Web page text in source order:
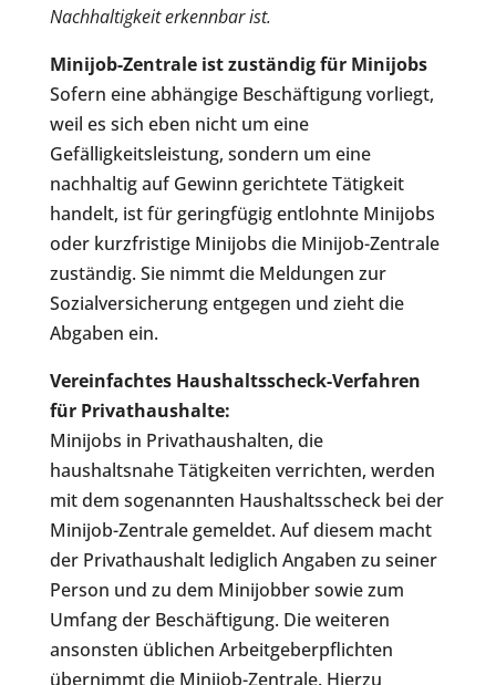
Nachhaltigkeit erkennbar ist.
Minijob-Zentrale ist zuständig für Minijobs
Sofern eine abhängige Beschäftigung vorliegt,
weil es sich eben nicht um eine
Gefälligkeitsleistung, sondern um eine
nachhaltig auf Gewinn gerichtete Tätigkeit
handelt, ist für geringfügig entlohnte Minijobs
oder kurzfristige Minijobs die Minijob-Zentrale
zuständig. Sie nimmt die Meldungen zur
Sozialversicherung entgegen und zieht die
Abgaben ein.
Vereinfachtes Haushaltsscheck-Verfahren
für Privathaushalte:
Minijobs in Privathaushalten, die
haushaltsnahe Tätigkeiten verrichten, werden
mit dem sogenannten Haushaltsscheck bei der
Minijob-Zentrale gemeldet. Auf diesem macht
der Privathaushalt lediglich Angaben zu seiner
Person und zu dem Minijobber sowie zum
Umfang der Beschäftigung. Die weiteren
ansonsten üblichen Arbeitgeberpflichten
übernimmt die Minijob-Zentrale. Hierzu